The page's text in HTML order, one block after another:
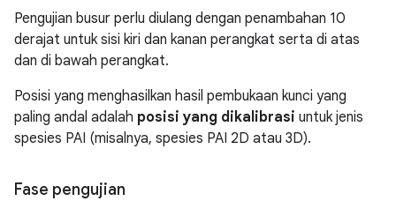
Pengujian busur perlu diulang dengan penambahan 10
derajat untuk sisi kiri dan kanan perangkat serta di atas
dan di bawah perangkat.
Posisi yang menghasilkan hasil pembukaan kunci yang
paling andal adalah posisi yang dikalibrasi untuk jenis
spesies PAI (misalnya, spesies PAI 2D atau 3D).
Fase pengujian